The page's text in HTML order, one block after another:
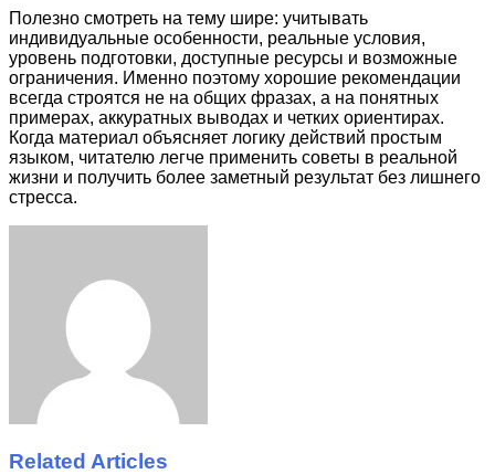
Полезно смотреть на тему шире: учитывать
индивидуальные особенности, реальные условия,
уровень подготовки, доступные ресурсы и возможные
ограничения. Именно поэтому хорошие рекомендации
всегда строятся не на общих фразах, а на понятных
примерах, аккуратных выводах и четких ориентирах.
Когда материал объясняет логику действий простым
языком, читателю легче применить советы в реальной
жизни и получить более заметный результат без лишнего
стресса.
Related Articles